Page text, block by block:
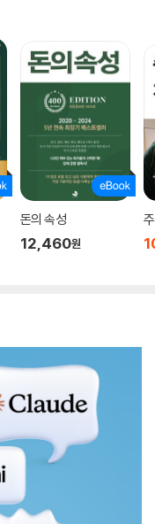
돈의 속성
12,460원